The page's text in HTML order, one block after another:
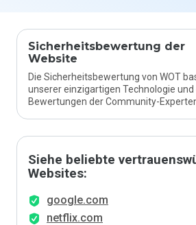
Sicherheitsbewertung der
Website
Die Sicherheitsbewertung von WOT
unserer einzigartigen Technologie und
Bewertungen der Community-
Siehe beliebte
Websites:
google.com
netflix.com